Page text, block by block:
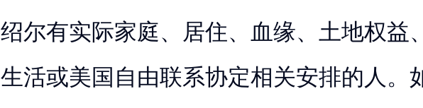
绍尔有实际家庭、居住、血缘、土地权益
生活或美国自由联系协定相关安排的人。